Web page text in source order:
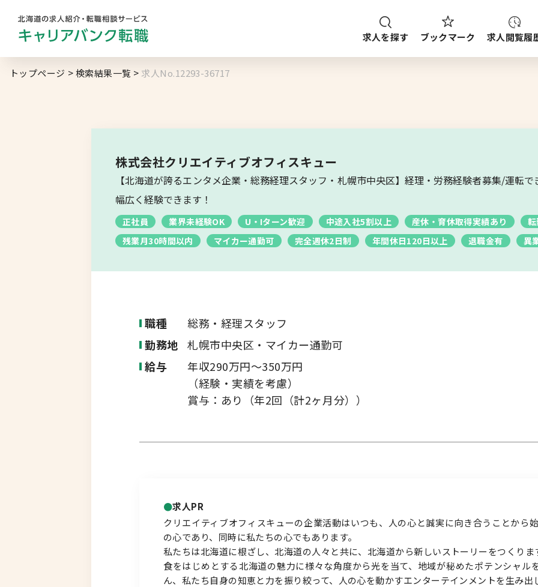
求人を探す ブックマーク 求人閲覧履
コンサルタント紹介
北海道へのU・Iターン向け転職情報
キャリアマップ
転職の体験談
転職と年収のハナシ
求人を探す ブックマーク
運営会社について 企業担当者の方へ お問い合わせ
求人履歴はありません。
勤務地
札幌市
道央エリア
空知エリア
オホーツクエリア
後志エリア
胆振・日高エリア
道南エリア
フルリモート
北海道以外
トップページ 検索結果一覧 求人No.12293-36717
株式会社クリエイティブオフィスキュー
【北海道が誇るエンタメ企業・総務経理スタッフ・札幌市中央区】経理・労務経験者募集/運転
幅広く経験できます！
正社員 業界未経験OK U・Iターン歓迎 中途入社5割以上 産休・育休取得実績あり
残業月30時間以内
マイカー通勤可 完全週休2日制 年間休日120日以上 退職金有 異
職種
総務・経理スタッフ
勤務地
札幌市中央区・マイカー通勤可
給与
年収290万円～350万円
（経験・実績を考慮）
賞与：あり（年2回（計2ヶ月分））
求人PR
クリエイティブオフィスキューの企業活動はいつも、人の心と誠実に向き合うことから
の心であり、同時に私たちの心でもあります。
私たちは北海道に根ざし、北海道の人々と共に、北海道から新しいストーリーをつくりま
食をはじめとする北海道の魅力に様々な角度から光を当て、地域が秘めたポテンシャル
ん、私たち自身の知恵と力を振り絞って、人の心を動かすエンターテインメントを生み出